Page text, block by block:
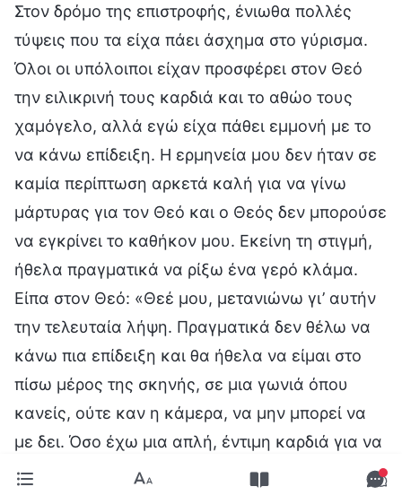
Στον δρόμο της επιστροφής, ένιωθα πολλές
τύψεις που τα είχα πάει άσχημα στο γύρισμα.
Όλοι οι υπόλοιποι είχαν προσφέρει στον Θεό
την ειλικρινή τους καρδιά και το αθώο τους
χαμόγελο, αλλά εγώ είχα πάθει εμμονή με το
να κάνω επίδειξη. Η ερμηνεία μου δεν ήταν σε
καμία περίπτωση αρκετά καλή για να γίνω
μάρτυρας για τον Θεό και ο Θεός δεν μπορούσε
να εγκρίνει το καθήκον μου. Εκείνη τη στιγμή,
ήθελα πραγματικά να ρίξω ένα γερό κλάμα.
Είπα στον Θεό: «Θεέ μου, μετανιώνω γι’ αυτήν
την τελευταία λήψη. Πραγματικά δεν θέλω να
κάνω πια επίδειξη και θα ήθελα να είμαι στο
πίσω μέρος της σκηνής, σε μια γωνιά όπου
κανείς, ούτε καν η κάμερα, να μην μπορεί να
με δει. Όσο έχω μια απλή, έντιμη καρδιά για να
τραγουδώ αληθινά για Σένα, θα νιώθω ευτυχία